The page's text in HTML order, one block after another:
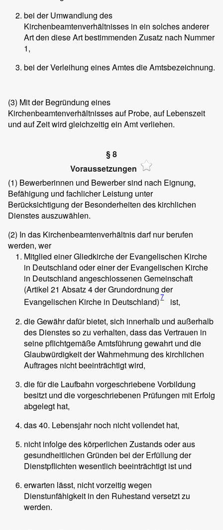
bei der Umwandlung des
Kirchenbeamtenverhältnisses in ein solches anderer
Art den diese Art bestimmenden Zusatz nach Nummer
1,
bei der Verleihung eines Amtes die Amtsbezeichnung.
(3) Mit der Begründung eines
Kirchenbeamtenverhältnisses auf Probe, auf Lebenszeit
und auf Zeit wird gleichzeitig ein Amt verliehen.
§ 8
Voraussetzungen
(1) Bewerberinnen und Bewerber sind nach Eignung,
Befähigung und fachlicher Leistung unter
Berücksichtigung der Besonderheiten des kirchlichen
Dienstes auszuwählen.
(2) In das Kirchenbeamtenverhältnis darf nur berufen
werden, wer
Mitglied einer Gliedkirche der Evangelischen Kirche
in Deutschland oder einer der Evangelischen Kirche
in Deutschland angeschlossenen Gemeinschaft
(Artikel 21 Absatz 4 der Grundordnung der
Evangelischen Kirche in Deutschland)7
ist,
die Gewähr dafür bietet, sich innerhalb und außerhalb
des Dienstes so zu verhalten, dass das Vertrauen in
seine pflichtgemäße Amtsführung gewahrt und die
Glaubwürdigkeit der Wahrnehmung des kirchlichen
Auftrages nicht beeinträchtigt wird,
die für die Laufbahn vorgeschriebene Vorbildung
besitzt und die vorgeschriebenen Prüfungen mit Erfolg
abgelegt hat,
das 40. Lebensjahr noch nicht vollendet hat,
nicht infolge des körperlichen Zustands oder aus
gesundheitlichen Gründen bei der Erfüllung der
Dienstpflichten wesentlich beeinträchtigt ist und
erwarten lässt, nicht vorzeitig wegen
Dienstunfähigkeit in den Ruhestand versetzt zu
werden.